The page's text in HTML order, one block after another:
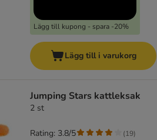
Lägg till kupong - spara -20%
Lägg till i varukorg
Jumping Stars kattleksak
2 st
Rating: 3.8/5 (19)